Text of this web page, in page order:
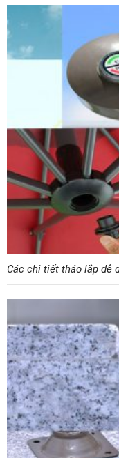
Các chi tiết tháo lắp dễ